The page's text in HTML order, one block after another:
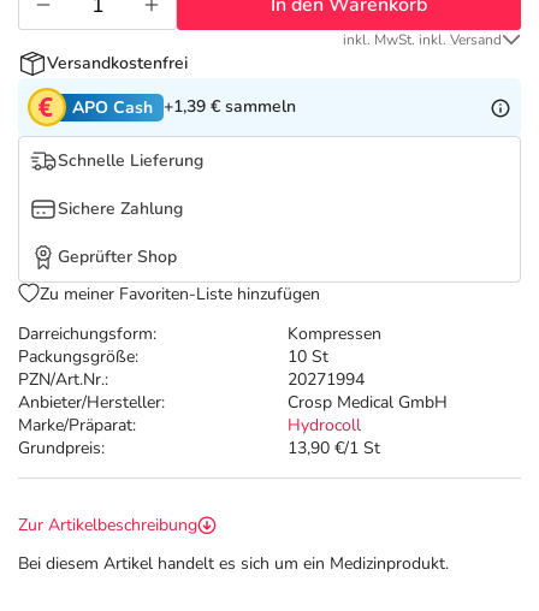
Tierapotheke
Vitamine & Mineralstoffe
Marken
Salus Deals
Darreichungsform:
Kompressen
Packungsgröße:
10 St
PZN/Art.Nr.:
20271994
Anbieter/Hersteller:
Crosp Medical GmbH
Marke/Präparat:
Hydrocoll
Grundpreis:
13,90 €/1 St
inkl. MwSt. inkl. Versand
Versandkostenfrei
APO Cash +1,39 € sammeln
Schnelle Lieferung
Sichere Zahlung
Geprüfter Shop
Zu meiner Favoriten-Liste hinzufügen
Zur Artikelbeschreibung
Bei diesem Artikel handelt es sich um ein Medizinprodukt.